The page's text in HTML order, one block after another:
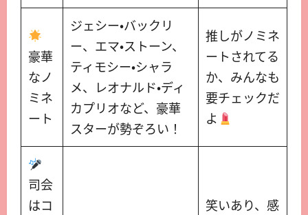
豪華
なノ
ミネ
ート
ジェシー・バックリ
ー、エマ・ストーン、
ティモシー・シャラ
メ、レオナルド・ディ
カプリオなど、豪華
スターが勢ぞろい！
推しがノミネ
ートされてる
か、みんなも
要チェックだ
よ
司会
はコ
笑いあり、感